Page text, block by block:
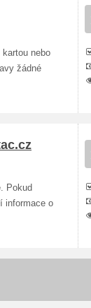
nebo
žádné
Pokud
informace o